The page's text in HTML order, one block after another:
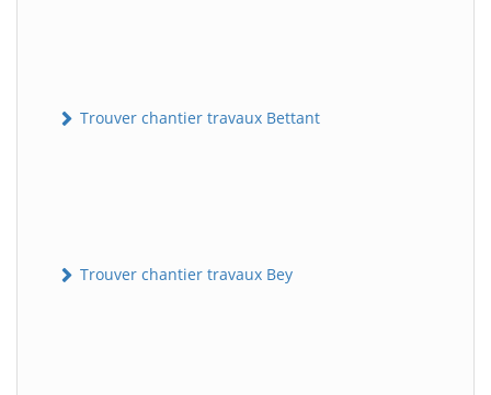
Trouver chantier travaux Bettant
Trouver chantier travaux Bey